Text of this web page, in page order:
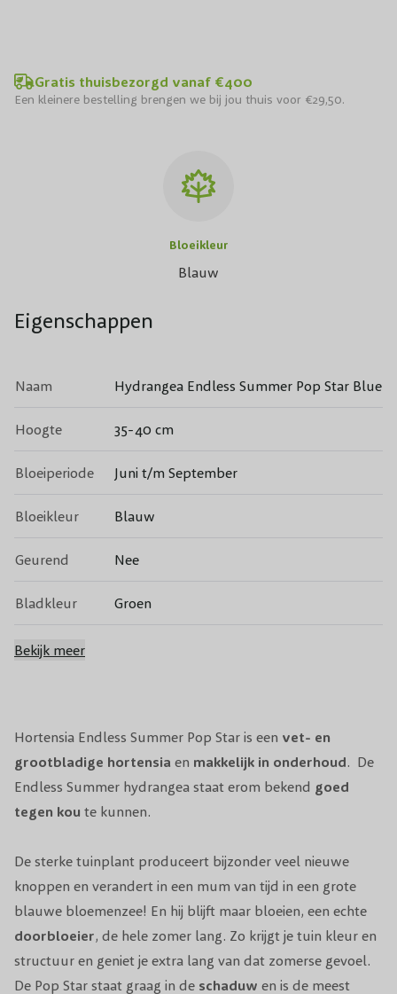
Gratis thuisbezorgd vanaf €400
Een kleinere bestelling brengen we bij jou thuis voor €29,50.
Hortensia Endless Summer Pop Star is een vet- en
grootbladige hortensia en makkelijk in onderhoud. De
Endless Summer hydrangea staat erom bekend goed
tegen kou te kunnen.
De sterke tuinplant produceert bijzonder veel nieuwe
knoppen en verandert in een mum van tijd in een grote
blauwe bloemenzee! En hij blijft maar bloeien, een echte
doorbloeier, de hele zomer lang. Zo krijgt je tuin kleur en
structuur en geniet je extra lang van dat zomerse gevoel.
De Pop Star staat graag in de schaduw en is de meest
Bloeikleur
Blauw
Eigenschappen
Naam Hydrangea Endless Summer Pop Star Blue
Hoogte 35-40 cm
Bloeiperiode Juni t/m September
Bloeikleur Blauw
Geurend Nee
Bladkleur Groen
Groenblijvend
Volwassen
hoogte
80 - 100 cm
In het voorjaar, na de vorstperiode
WinterhardheidGoed winterhard
Planttijd Jaarrond, behalve bij vorst
Trekt vlinders en bijen aan
Bekijk meer